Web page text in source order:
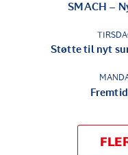
SMACH –
Støtte til nyt